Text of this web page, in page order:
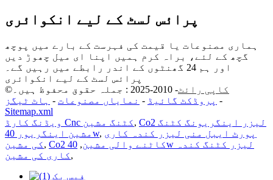
پرائس لسٹ کے لیے انکوائری
ہماری مصنوعات یا قیمت کی فہرست کے بارے میں پوچھ
گچھ کے لئے، براہ کرم ہمیں اپنا ای میل چھوڑ دیں
اور ہم 24 گھنٹوں کے اندر رابطے میں رہیں گے۔
پرائس لسٹ کے لیے انکوائری
©
کاپی رائٹ- 2010-2025 : جملہ حقوق محفوظ ہیں۔
پروڈکٹ گائیڈ - نمایاں مصنوعات - ہاٹ ٹیگز
-
Sitemap.xml
ویڈنگ کارڈ Cnc کٹنگ مشین, Co2 لیزر اینگریونگ کٹنگ
مشین اینگریور 40w, پورٹ ایبل منی لیزر کندہ کاری
کی مشین, Co2 کاٹنے والی مشین, 40w لیزر کٹنگ کندہ
کاری کی مشین,